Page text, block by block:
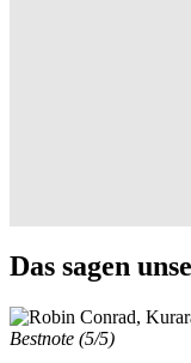
Das sagen
Bestnote (5/5)